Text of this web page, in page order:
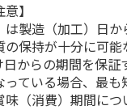
】
製造（加工）日
の保持が十分に可
日からの期間を保
ている場合、最も
味（消費）期間に